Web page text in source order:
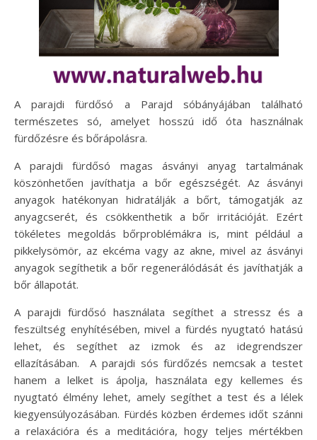
A parajdi fürdősó a Parajd sóbányájában található
természetes só, amelyet hosszú idő óta használnak
fürdőzésre és bőrápolásra.
A parajdi fürdősó magas ásványi anyag tartalmának
köszönhetően javíthatja a bőr egészségét. Az ásványi
anyagok hatékonyan hidratálják a bőrt, támogatják az
anyagcserét, és csökkenthetik a bőr irritációját. Ezért
tökéletes megoldás bőrproblémákra is, mint például a
pikkelysömör, az ekcéma vagy az akne, mivel az ásványi
anyagok segíthetik a bőr regenerálódását és javíthatják a
bőr állapotát.
A parajdi fürdősó használata segíthet a stressz és a
feszültség enyhítésében, mivel a fürdés nyugtató hatású
lehet, és segíthet az izmok és az idegrendszer
ellazításában. A parajdi sós fürdőzés nemcsak a testet
hanem a lelket is ápolja, használata egy kellemes és
nyugtató élmény lehet, amely segíthet a test és a lélek
kiegyensúlyozásában. Fürdés közben érdemes időt szánni
a relaxációra és a meditációra, hogy teljes mértékben